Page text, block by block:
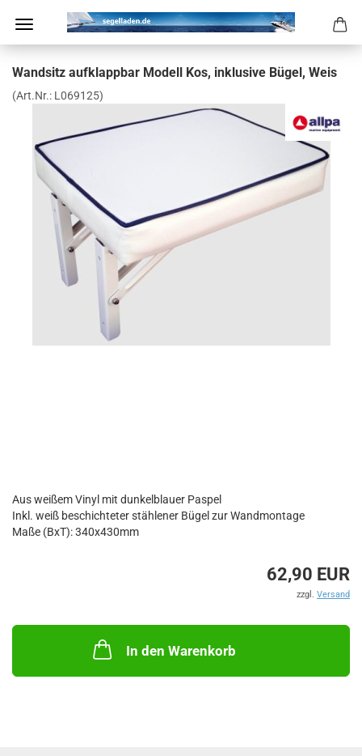
Wand­sitz auf­klapp­bar Mo­dell Kos, in­klu­si­ve Bügel, Weis
(Art.Nr.: L069125)
Aus weißem Vinyl mit dunkelblauer Paspel
Inkl. weiß beschichteter stählener Bügel zur Wandmontage
Maße (BxT): 340x430mm
62,90 EUR
zzgl. Versand
In den Warenkorb